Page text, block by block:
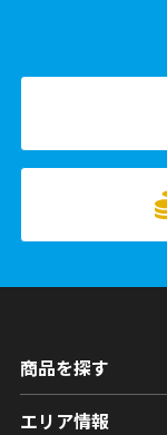
商品を探す
エリア情報